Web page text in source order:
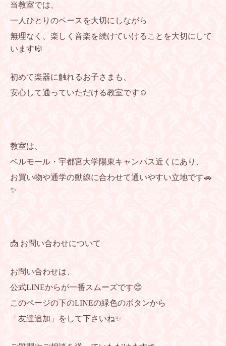
当教室では、
一人ひとりのペースを大切にしながら
無理なく、楽しく音楽を続けていけることを大切にして
います🎼
初めて楽器に触れるお子さまも、
安心して通っていただける教室です☺️
教室は、
ベルモール・宇都宮大学陽東キャンパス近くにあり、
お買い物や通学の動線に合わせて通いやすい立地です🚗
✨
📩 お問い合わせについて
お問い合わせは、
公式LINEからが一番スムーズです😊
このページの下のLINEの緑色のボタンから
「友達追加」をして下さいね✨